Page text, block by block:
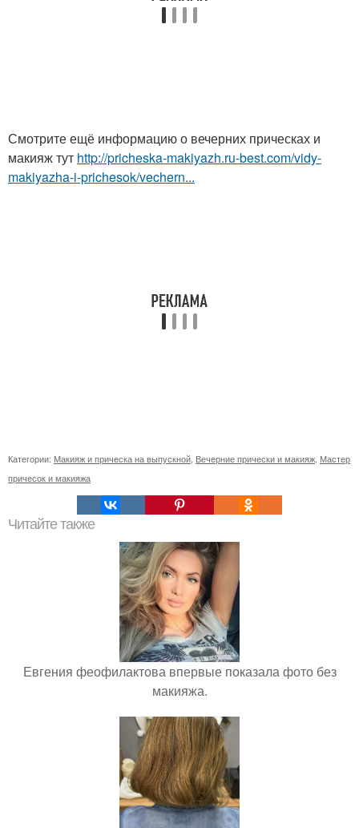
Смотрите ещё информацию о вечерних прическах и
макияж тут http://pricheska-makiyazh.ru-best.com/vidy-
makiyazha-i-prichesok/vechern...
Категории: Макияж и прическа на выпускной Вечерние прически и макияж Мастер
причесок и макияжа
Читайте также
Евгения феофилактова впервые показала фото без
макияжа.